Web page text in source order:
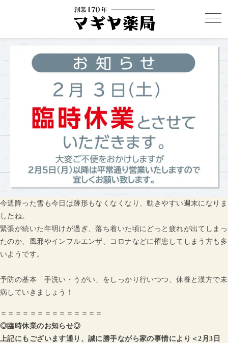
今週降った雪も今日は跡形もなくなくなり、動きやすい週末になりま
したね。
緊張が続いた年明けが過ぎ、落ち着いた頃にどっと疲れが出てしまっ
たのか、風邪やインフルエンザ、コロナなどに罹患してしまう方も多
いようです。
予防の基本「手洗い・うがい」をしっかり行いつつ、休養と漢方で未
病していきましょう！
＝＝＝＝＝＝＝＝＝＝＝＝＝＝
◎臨時休業のお知らせ◎
上記にもございます通り、誠に勝手ながら家の事情により＜2月3日